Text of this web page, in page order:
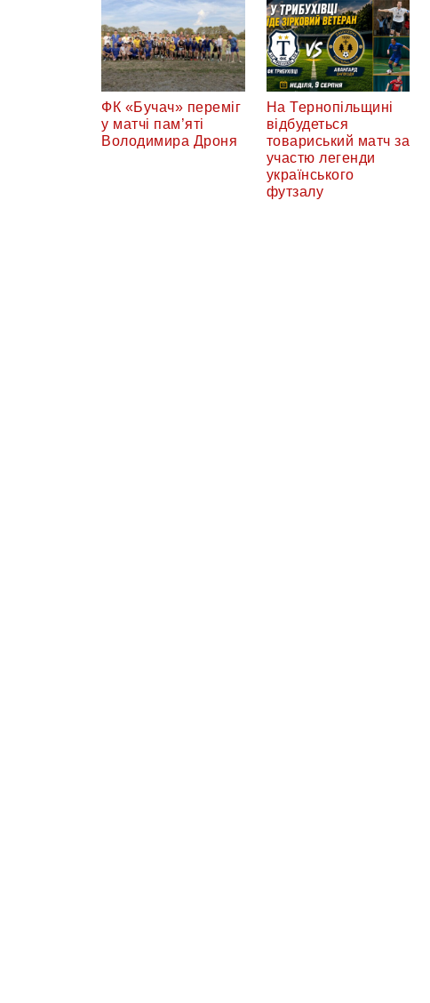
ФК «Бучач» переміг
у матчі пам’яті
Володимира Дроня
На Тернопільщині
відбудеться
товариський матч за
участю легенди
українського
футзалу